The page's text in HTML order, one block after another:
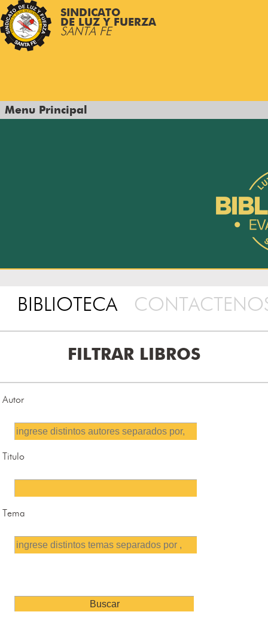
SINDICATO
DE LUZ Y FUERZA
SANTA FE
Menu Principal
BIBLIOTECA
FILTRAR LIBROS
Autor
Titulo
Tema